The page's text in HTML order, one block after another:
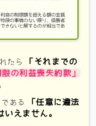
たら
「それまでの
限の利益喪失約款」
ある
「任意に違法
えません。